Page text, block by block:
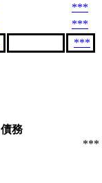
***
***
***
債務
***